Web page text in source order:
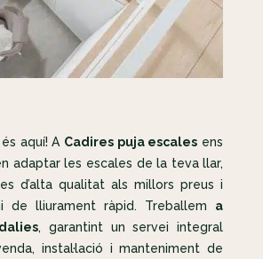
aquí! A Cadires puja escales ens
adaptar les escales de la teva llar,
d’alta qualitat als millors preus i
de lliurament ràpid. Treballem a
, garantint un servei integral
instal·lació i manteniment de